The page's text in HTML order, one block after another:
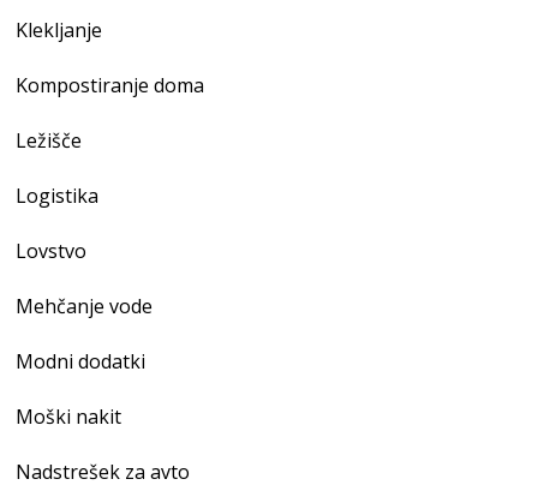
Klekljanje
Kompostiranje doma
Ležišče
Logistika
Lovstvo
Mehčanje vode
Modni dodatki
Moški nakit
Nadstrešek za avto